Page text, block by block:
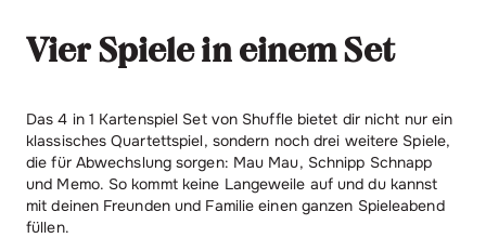
Vier Spiele in einem Set
Das 4 in 1 Kartenspiel Set von Shuffle bietet dir nicht nur ein
klassisches Quartettspiel, sondern noch drei weitere Spiele,
die für Abwechslung sorgen: Mau Mau, Schnipp Schnapp
und Memo. So kommt keine Langeweile auf und du kannst
mit deinen Freunden und Familie einen ganzen Spieleabend
füllen.